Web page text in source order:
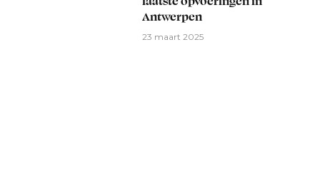
Antwerpen
23 maart 2025